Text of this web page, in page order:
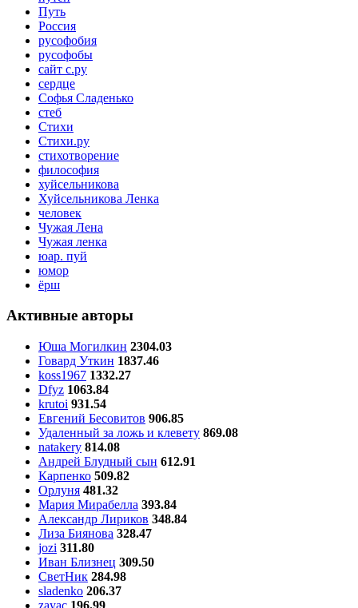
Путь
Россия
русофобия
русофобы
сайт с.ру
сердце
Софья Сладенько
стеб
Стихи
Стихи.ру
стихотворение
философия
хуйсельникова
Хуйсельникова Ленка
человек
Чужая Лена
Чужая ленка
юар. пуй
юмор
ёрш
Активные авторы
Юша Могилкин 2304.03
Говард Уткин 1837.46
koss1967 1332.27
Dfyz 1063.84
krutoi 931.54
Евгений Бесовитов 906.85
Удаленный за ложь и клевету 869.08
natakery 814.08
Андрей Блудный сын 612.91
Карпенко 509.82
Орлуня 481.32
Мария Мирабелла 393.84
Александр Лириков 348.84
Лиза Биянова 328.47
jozi 311.80
Иван Близнец 309.50
СветНик 284.98
sladenko 206.37
zayac 196.99